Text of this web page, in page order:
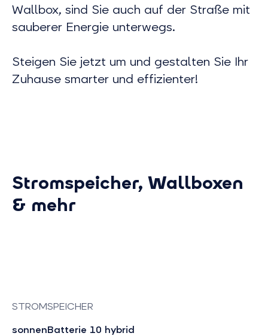
Wallbox, sind Sie auch auf der Straße mit
sauberer Energie unterwegs.
Steigen Sie jetzt um und gestalten Sie Ihr
Zuhause smarter und effizienter!
Stromspeicher, Wallboxen
& mehr
STROMSPEICHER
sonnenBatterie 10 hybrid